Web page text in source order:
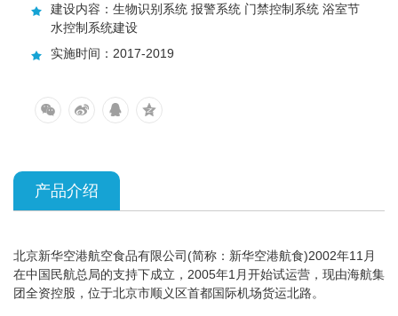
建设内容：生物识别系统 报警系统 门禁控制系统 浴室节
水控制系统建设
实施时间：2017-2019
产品介绍
北京新华空港航空食品有限公司(简称：新华空港航食)2002年11月
在中国民航总局的支持下成立，2005年1月开始试运营，现由海航集
团全资控股，位于北京市顺义区首都国际机场货运北路。